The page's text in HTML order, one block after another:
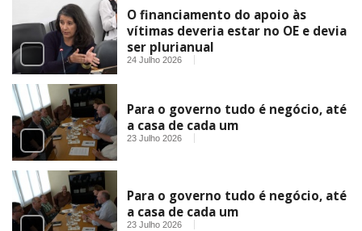
O financiamento do apoio às
vítimas deveria estar no OE e devia
ser plurianual
24 Julho 2026
Para o governo tudo é negócio, até
a casa de cada um
23 Julho 2026
Para o governo tudo é negócio, até
a casa de cada um
23 Julho 2026